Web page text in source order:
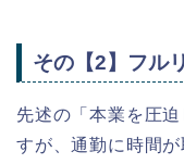
その【2】フル
先述の「本業を圧
すが、通勤に時間